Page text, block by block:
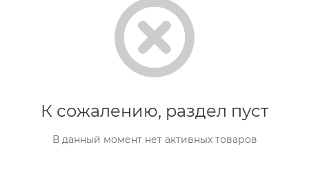
К сожалению, раздел пуст
В данный момент нет активных товаров